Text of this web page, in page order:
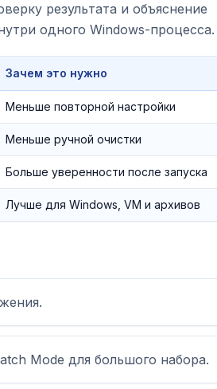
результата и объяснение
одного Windows-процесса.
Зачем это нужно
Меньше повторной настройки
Меньше ручной очистки
Больше уверенности после запуска
Лучше для Windows, VM и архивов
Mode для большого набора.